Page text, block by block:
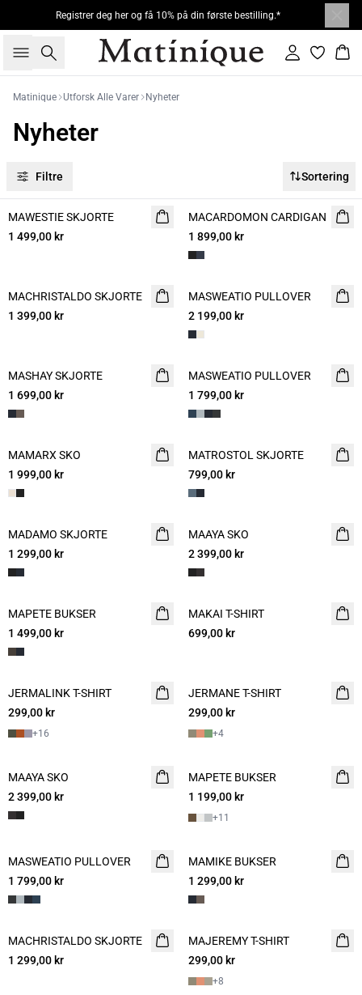
Registrer deg her og få 10% på din første bestilling.*
Søk Logg inn
Matinique Utforsk Alle Varer Nyheter
Nyheter
Filtre Sortering
NYHET
MAWESTIE SKJORTE
1 499,00 kr
NYHET
MACARDOMON CARDIGAN
1 899,00 kr
NYHET
MACHRISTALDO SKJORTE
1 399,00 kr
NYHET
MASWEATIO PULLOVER
2 199,00 kr
NYHET
MASHAY SKJORTE
1 699,00 kr
NYHET
MASWEATIO PULLOVER
1 799,00 kr
NYHET
MAMARX SKO
1 999,00 kr
NYHET
2 FOR 1200
MATROSTOL SKJORTE
799,00 kr
NYHET
MADAMO SKJORTE
1 299,00 kr
NYHET
MAAYA SKO
2 399,00 kr
NYHET
MAPETE BUKSER
1 499,00 kr
NYHET
MAKAI T-SHIRT
699,00 kr
NYHET
2 for 500
JERMALINK T-SHIRT
299,00 kr
+16
NYHET
2 for 500
JERMANE T-SHIRT
299,00 kr
+4
NYHET
MAAYA SKO
2 399,00 kr
NYHET
MAPETE BUKSER
1 199,00 kr
+11
NYHET
MASWEATIO PULLOVER
1 799,00 kr
NYHET
MAMIKE BUKSER
1 299,00 kr
NYHET
MACHRISTALDO SKJORTE
1 299,00 kr
NYHET
2 for 500
MAJEREMY T-SHIRT
299,00 kr
+8